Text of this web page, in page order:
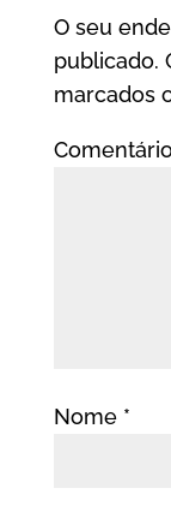
O seu
publicado.
marcados
Nome *